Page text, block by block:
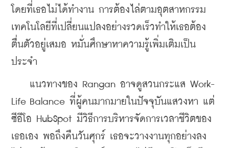
โดยที่เธอไม่ได้ทำงาน การต้องไล่ตามอุตสาหกรรม
เทคโนโลยีที่เปลี่ยนแปลงอย่างรวดเร็วทำให้เธอต้อง
ตื่นตัวอยู่เสมอ หมั่นศึกษาหาความรู้เพิ่มเติมเป็น
ประจำ
แนวทางของ Rangan อาจดูสวนกระแส Work-
Life Balance ที่ผู้คนมากมายในปัจจุบันแสวงหา แต่
ซีอีโอ HubSpot มีวิธีการบริหารจัดการเวลาชีวิตของ
เธอเอง พอถึงคืนวันศุกร์ เธอจะวางงานทุกอย่างลง